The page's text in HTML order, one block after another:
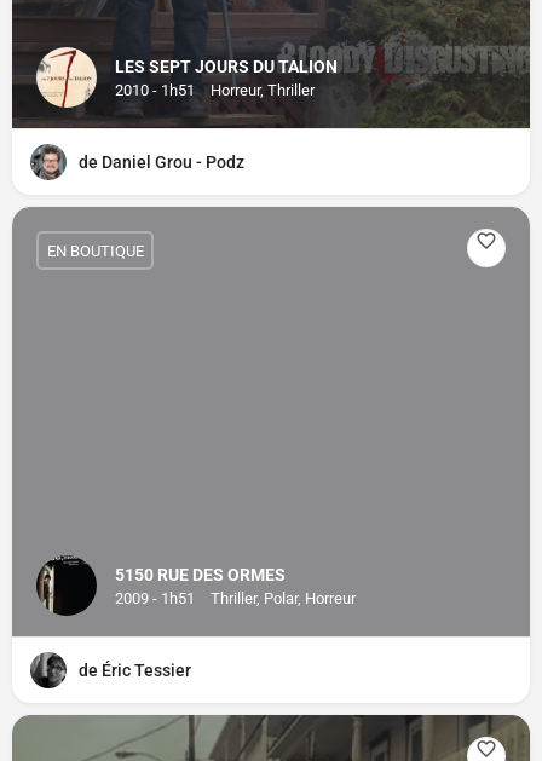
LES SEPT JOURS DU TALION
2010 - 1h51 Horreur, Thriller
de Daniel Grou - Podz
5150 RUE DES ORMES
2009 - 1h51 Thriller, Polar, Horreur
EN BOUTIQUE
de Éric Tessier